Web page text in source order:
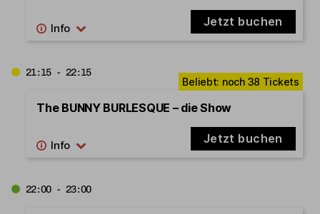
Jetzt buchen
21:15 - 22:15
The BUNNY BURLESQUE – die Show
Jetzt buchen
22:00 - 23:00